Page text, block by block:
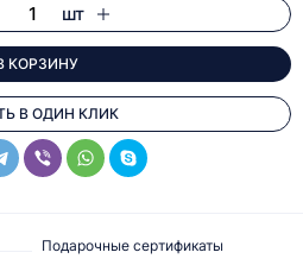
шт
КОРЗИНУ
В ОДИН КЛИК
Подарочные сертификаты